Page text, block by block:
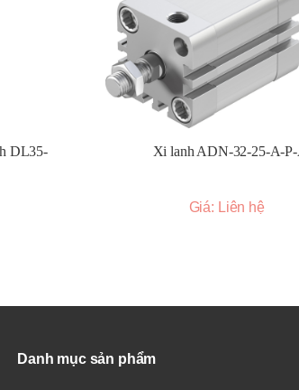
Ø8mm, Ø10mm, v.v.
tùy chọn kết nối.
(số xung trên mỗi vòng quay hoặc số vạch đo trên
khi trục quay. Đếm số xung để xác định sự thay
nhất cho mỗi vị trí góc, cho phép xác định vị trí
12-24VDC.
khắc nghiệt như rung động, va đập, bụi bẩn và
DL35-
Xi lanh ADN-32-25-A-
Giá: Liên hệ
Danh mục sản phẩm